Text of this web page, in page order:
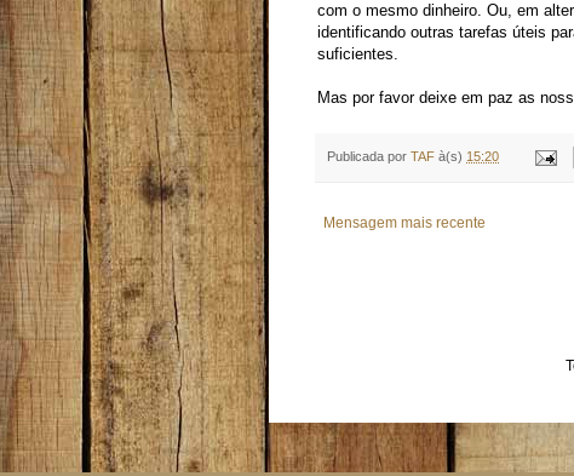
com o mesmo dinheiro. Ou, em
identificando outras tarefas úteis
suficientes.
Mas por favor deixe em paz as
Publicada por TAF à(s) 15:20
Mensagem mais recente